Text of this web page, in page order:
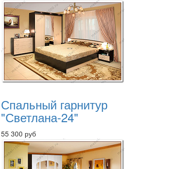
Спальный гарнитур
"Светлана-24"
55 300 руб